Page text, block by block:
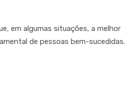
em algumas situações, a melhor
de pessoas bem-sucedidas.